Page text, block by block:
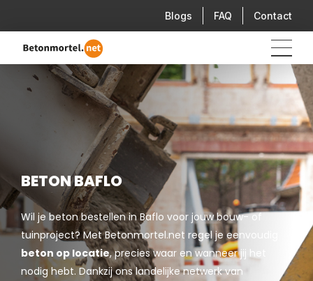
Blogs FAQ Contact
BETON BAFLO
Wil je beton bestellen in Baflo voor jouw bouw- of
tuinproject? Met Betonmortel.net regel je eenvoudig
beton op locatie, precies waar en wanneer jij het
nodig hebt. Dankzij ons landelijke netwerk van